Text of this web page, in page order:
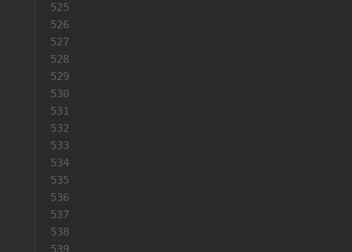
525
526
527
528
529
530
531
532
533
534
535
536
537
538
539